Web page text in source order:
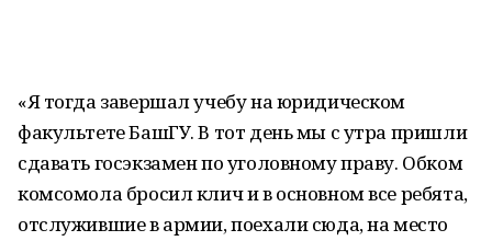
«Я тогда завершал учебу на юридическом
факультете БашГУ. В тот день мы с утра пришли
сдавать госэкзамен по уголовному праву. Обком
комсомола бросил клич и в основном все ребята,
отслужившие в армии, поехали сюда, на место